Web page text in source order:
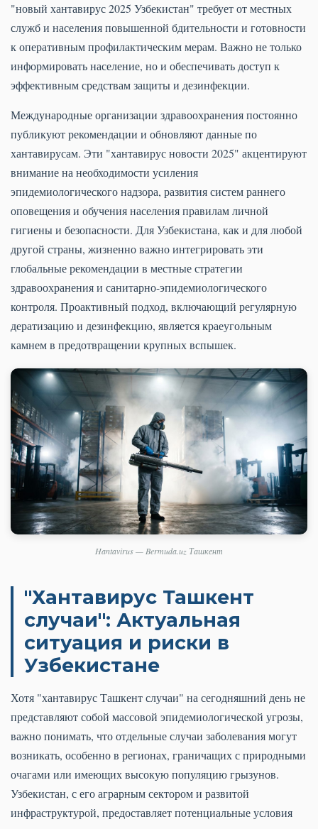
"новый хантавирус 2025 Узбекистан" требует от местных
служб и населения повышенной бдительности и готовности
к оперативным профилактическим мерам. Важно не только
информировать население, но и обеспечивать доступ к
эффективным средствам защиты и дезинфекции.
Международные организации здравоохранения постоянно
публикуют рекомендации и обновляют данные по
хантавирусам. Эти "хантавирус новости 2025" акцентируют
внимание на необходимости усиления
эпидемиологического надзора, развития систем раннего
оповещения и обучения населения правилам личной
гигиены и безопасности. Для Узбекистана, как и для любой
другой страны, жизненно важно интегрировать эти
глобальные рекомендации в местные стратегии
здравоохранения и санитарно-эпидемиологического
контроля. Проактивный подход, включающий регулярную
дератизацию и дезинфекцию, является краеугольным
камнем в предотвращении крупных вспышек.
Hantavirus — Bermuda.uz Ташкент
"Хантавирус Ташкент
случаи": Актуальная
ситуация и риски в
Узбекистане
Хотя "хантавирус Ташкент случаи" на сегодняшний день не
представляют собой массовой эпидемиологической угрозы,
важно понимать, что отдельные случаи заболевания могут
возникать, особенно в регионах, граничащих с природными
очагами или имеющих высокую популяцию грызунов.
Узбекистан, с его аграрным сектором и развитой
инфраструктурой, предоставляет потенциальные условия